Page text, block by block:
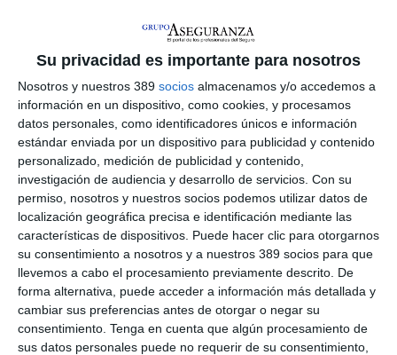
Su privacidad es importante para nosotros
Nosotros y nuestros 389 socios almacenamos y/o accedemos a
información en un dispositivo, como cookies, y procesamos
datos personales, como identificadores únicos e información
estándar enviada por un dispositivo para publicidad y contenido
personalizado, medición de publicidad y contenido,
investigación de audiencia y desarrollo de servicios. Con su
permiso, nosotros y nuestros socios podemos utilizar datos de
localización geográfica precisa e identificación mediante las
características de dispositivos. Puede hacer clic para otorgarnos
su consentimiento a nosotros y a nuestros 389 socios para que
llevemos a cabo el procesamiento previamente descrito. De
forma alternativa, puede acceder a información más detallada y
cambiar sus preferencias antes de otorgar o negar su
consentimiento. Tenga en cuenta que algún procesamiento de
sus datos personales puede no requerir de su consentimiento,
ha firmado un convenio de patrocinio con el
Balearespara las XXIII Jornadas del
Seguro Balear -2016, y los actos conmemorativos del 50
Aniversario. En el acto de la firma estuvieron presentesDaniel
Salamanca , presidente del colegio, yRicardo Garzo, director
Territorial de Baleares de Mapfre. Daniel Salamanca expresó
su satisfacción por la firma de este convenio, mientras que
Ricardo Garzo explicó la apuesta por la formación y los planes
que tiene la entidad en Baleares para el próximo año, en lo
referente a una campaña de acercamiento y potenciación de
su red de mediadores profesionales.
LO ÚLTIMO
Reale asegura la 72ª edición del Festival Internacional de Teatro
Clásico de Mérida
Aún quedan reglamentos pendientes para completar la Ley
5/2025 del seguro obligatorio